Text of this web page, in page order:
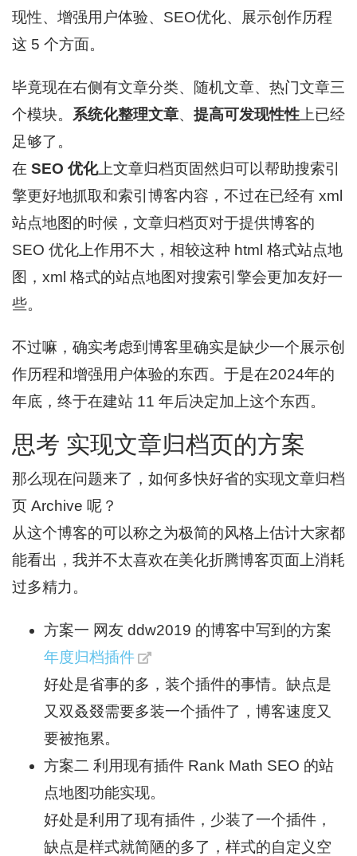
现性、增强用户体验、SEO优化、展示创作历程
这 5 个方面。
毕竟现在右侧有文章分类、随机文章、热门文章三
个模块。 系统化整理文章、 提高可发现性性 上已经
足够了。
在 SEO 优化上文章归档页固然归可以帮助搜索引
擎更好地抓取和索引博客内容，不过在已经有 xml
站点地图的时候，文章归档页对于提供博客的
SEO 优化上作用不大，相较这种 html 格式站点地
图，xml 格式的站点地图对搜索引擎会更加友好一
些。
不过嘛，确实考虑到博客里确实是缺少一个展示创
作历程和增强用户体验的东西。于是在2024年的
年底，终于在建站 11 年后决定加上这个东西。
思考 实现文章归档页的方案
那么现在问题来了，如何多快好省的实现文章归档
页 Archive 呢？
从这个博客的可以称之为极简的风格上估计大家都
能看出，我并不太喜欢在美化折腾博客页面上消耗
过多精力。
方案一 网友 ddw2019 的博客中写到的方案
年度归档插件
好处是省事的多，装个插件的事情。缺点是
又双叒叕需要多装一个插件了，博客速度又
要被拖累。
方案二 利用现有插件 Rank Math SEO 的站
点地图功能实现。
好处是利用了现有插件，少装了一个插件，
缺点是样式就简陋的多了，样式的自定义空